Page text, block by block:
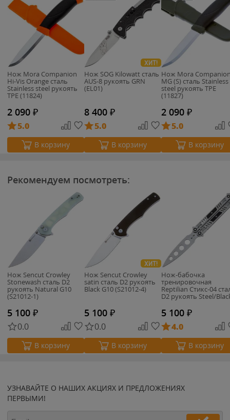
Нож Mora Companion
Hi-Vis Orange сталь
Stainless steel рукоять
TPE (11824)
2 090 ₽
5.0
В корзину
ХИТ!
Нож SOG Kilowatt сталь
AUS-8 рукоять GRN
(EL01)
8 400 ₽
5.0
В корзину
Нож Mora
MG (S) сталь Stainless
steel рукоять TPE
(11827)
2 090 ₽
5.0
В корзину
Рекомендуем посмотреть:
Нож Sencut Crowley
Stonewash сталь D2
рукоять Natural G10
(S21012-1)
5 100 ₽
0.0
В корзину
ХИТ!
Нож Sencut Crowley
satin сталь D2 рукоять
Black G10 (S21012-4)
5 100 ₽
0.0
В корзину
Нож-бабочка
тренировочная
Reptilian Стикс-04
D2 рукоять Steel/
aluminium
5 100 ₽
4.0
В корзину
УЗНАВАЙТЕ О НАШИХ АКЦИЯХ И ПРЕДЛОЖЕНИЯХ
ПЕРВЫМИ!